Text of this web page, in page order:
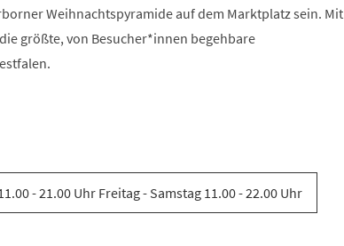
Weihnachtspyramide auf dem Marktplatz sein. Mit
größte, von Besucher*innen begehbare
- 21.00 Uhr Freitag - Samstag 11.00 - 22.00 Uhr